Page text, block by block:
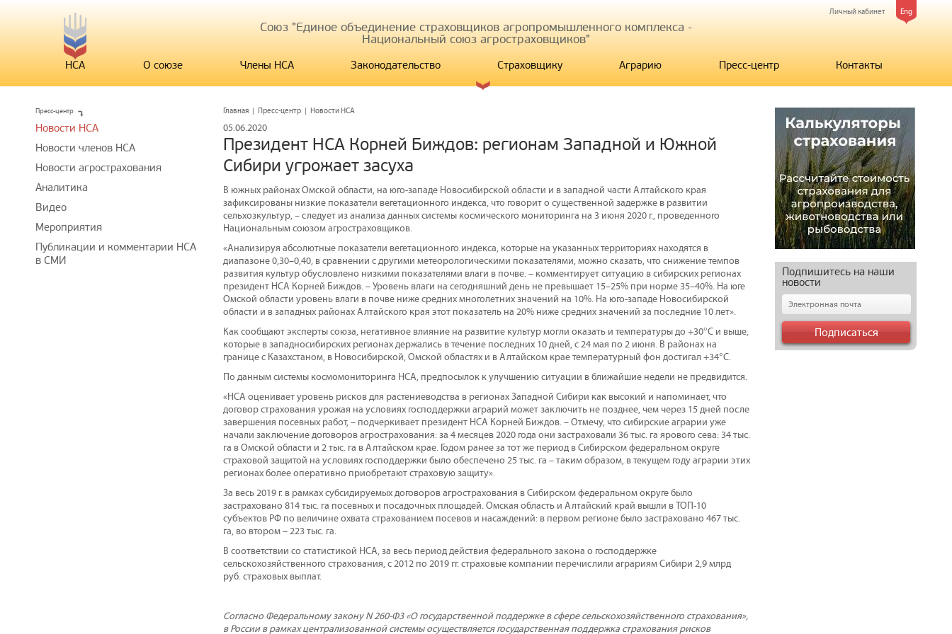
Eng
Личный кабинет
Союз "Единое объединение страховщиков агропромышленного комплекса -
Национальный союз агростраховщиков"
НСА О союзе Члены НСА Законодательство Страховщику Аграрию Пресс-центр Контакты
Главная | Пресс-центр | Новости НСА
05.06.2020
Президент НСА Корней Биждов: регионам Западной и Южной
Сибири угрожает засуха
В южных районах Омской области, на юго-западе Новосибирской области и в западной части Алтайского края
зафиксированы низкие показатели вегетационного индекса, что говорит о существенной задержке в развитии
сельхозкультур, – следует из анализа данных системы космического мониторинга на 3 июня 2020 г., проведенного
Национальным союзом агростраховщиков.
«Анализируя абсолютные показатели вегетационного индекса, которые на указанных территориях находятся в
диапазоне 0,30–0,40, в сравнении с другими метеорологическими показателями, можно сказать, что снижение темпов
развития культур обусловлено низкими показателями влаги в почве. – комментирует ситуацию в сибирских регионах
президент НСА Корней Биждов. – Уровень влаги на сегодняшний день не превышает 15–25% при норме 35–40%. На юге
Омской области уровень влаги в почве ниже средних многолетних значений на 10%. На юго-западе Новосибирской
области и в западных районах Алтайского края этот показатель на 20% ниже средних значений за последние 10 лет».
Как сообщают эксперты союза, негативное влияние на развитие культур могли оказать и температуры до +30°C и выше,
которые в западносибирских регионах держались в течение последних 10 дней, с 24 мая по 2 июня. В районах на
границе с Казахстаном, в Новосибирской, Омской областях и в Алтайском крае температурный фон достигал +34°C.
По данным системы космомониторинга НСА, предпосылок к улучшению ситуации в ближайшие недели не предвидится.
«НСА оценивает уровень рисков для растениеводства в регионах Западной Сибири как высокий и напоминает, что
договор страхования урожая на условиях господдержки аграрий может заключить не позднее, чем через 15 дней после
завершения посевных работ, – подчеркивает президент НСА Корней Биждов. – Отмечу, что сибирские аграрии уже
начали заключение договоров агрострахования: за 4 месяцев 2020 года они застраховали 36 тыс. га ярового сева: 34 тыс.
га в Омской области и 2 тыс. га в Алтайском крае. Годом ранее за тот же период в Сибирском федеральном округе
страховой защитой на условиях господдержки было обеспечено 25 тыс. га – таким образом, в текущем году аграрии этих
регионах более оперативно приобретают страховую защиту».
За весь 2019 г. в рамках субсидируемых договоров агрострахования в Сибирском федеральном округе было
застраховано 814 тыс. га посевных и посадочных площадей. Омская область и Алтайский край вышли в ТОП-10
субъектов РФ по величине охвата страхованием посевов и насаждений: в первом регионе было застраховано 467 тыс.
га, во втором – 223 тыс. га.
В соответствии со статистикой НСА, за весь период действия федерального закона о господдержке
сельскохозяйственного страхования, с 2012 по 2019 гг. страховые компании перечислили аграриям Сибири 2,9 млрд
руб. страховых выплат.
Согласно Федеральному закону N 260-Ф3 «О государственной поддержке в сфере сельскохозяйственного страхования»,
в России в рамках централизованной системы осуществляется государственная поддержка страхования рисков
Пресс-центр
Новости НСА
Новости членов НСА
Новости агрострахования
Аналитика
Видео
Мероприятия
Публикации и комментарии НСА
в СМИ
Подпишитесь на наши
новости